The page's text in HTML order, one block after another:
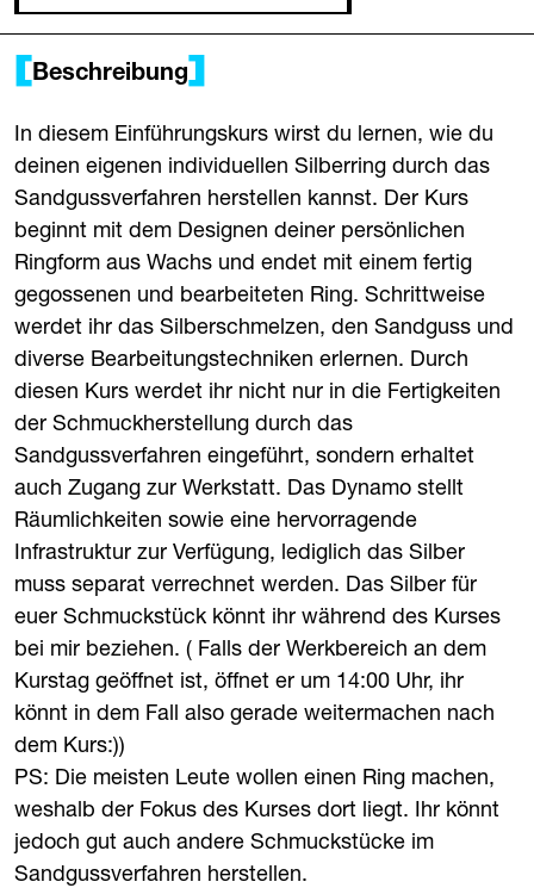
Beschreibung
In diesem Einführungskurs wirst du lernen, wie du
deinen eigenen individuellen Silberring durch das
Sandgussverfahren herstellen kannst. Der Kurs
beginnt mit dem Designen deiner persönlichen
Ringform aus Wachs und endet mit einem fertig
gegossenen und bearbeiteten Ring. Schrittweise
werdet ihr das Silberschmelzen, den Sandguss und
diverse Bearbeitungstechniken erlernen. Durch
diesen Kurs werdet ihr nicht nur in die Fertigkeiten
der Schmuckherstellung durch das
Sandgussverfahren eingeführt, sondern erhaltet
auch Zugang zur Werkstatt. Das Dynamo stellt
Räumlichkeiten sowie eine hervorragende
Infrastruktur zur Verfügung, lediglich das Silber
muss separat verrechnet werden. Das Silber für
euer Schmuckstück könnt ihr während des Kurses
bei mir beziehen. ( Falls der Werkbereich an dem
Kurstag geöffnet ist, öffnet er um 14:00 Uhr, ihr
könnt in dem Fall also gerade weitermachen nach
dem Kurs:))
PS: Die meisten Leute wollen einen Ring machen,
weshalb der Fokus des Kurses dort liegt. Ihr könnt
jedoch gut auch andere Schmuckstücke im
Sandgussverfahren herstellen.